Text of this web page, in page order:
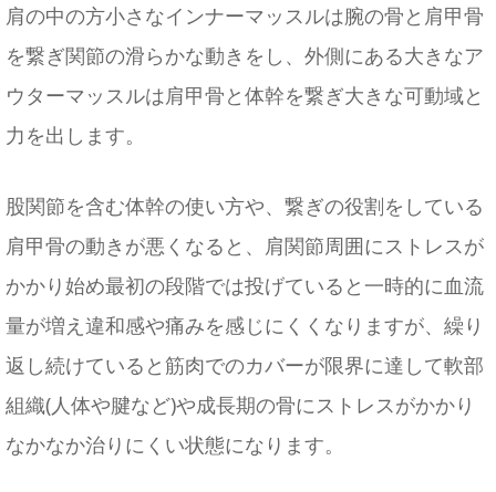
肩の​中の方小さなインナーマッスルは腕の骨と肩甲骨
を繋ぎ関節の滑らかな動きをし、外側にある大きなア
ウターマッスルは肩甲骨と体幹を繋ぎ大きな可動域と
力を出します。
股関節を含む体幹の使い方や、繋ぎの役割をしている
肩甲骨の動きが悪くなると、肩関節周囲にストレスが
かかり始め最初の段階では投げていると一時的に血流
量が増え違和感や痛みを感じにくくなりますが、繰り
返し続けていると筋肉でのカバーが限界に達して軟部
組織(人体や腱など)や成長期の骨にストレスがかかり
なかなか治りにくい状態になります。